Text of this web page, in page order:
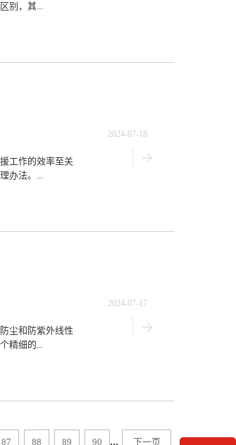
别，其...
2024-07-18
工作的效率至关
办法。...
2024-07-17
尘和防紫外线性
精细的...
87 88 89 90 ... 下一页